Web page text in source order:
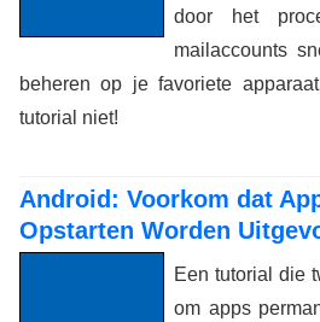
door het
mailaccounts
beheren op je favoriete
tutorial niet!
Android: Voorkom dat
Opstarten Worden
Een tutorial die
om apps